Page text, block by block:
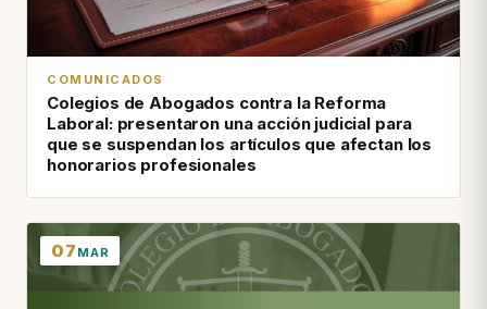
COMUNICADOS
Colegios de Abogados contra la Reforma
Laboral: presentaron una acción judicial para
que se suspendan los artículos que afectan los
honorarios profesionales
07 MAR